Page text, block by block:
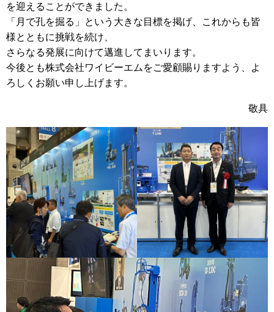
を迎えることができました。
「月で孔を掘る」という大きな目標を掲げ、これからも皆
様とともに挑戦を続け、
さらなる発展に向けて邁進してまいります。
今後とも株式会社ワイビーエムをご愛顧賜りますよう、よ
ろしくお願い申し上げます。
敬具